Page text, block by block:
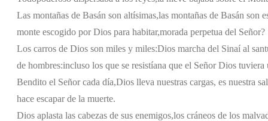
Las montañas de Basán son altísimas,las montañas de Basán son
monte escogido por Dios para habitar,morada perpetua del Señor?
Los carros de Dios son miles y miles:Dios marcha del Sinaí al
de hombres:incluso los que se resistíana que el Señor Dios tuviera
Bendito el Señor cada día,Dios lleva nuestras cargas, es nuestra
hace escapar de la muerte.
Dios aplasta las cabezas de sus enemigos,los cráneos de los